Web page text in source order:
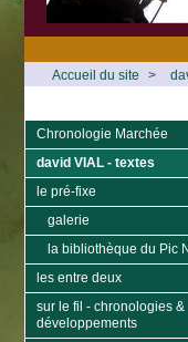
Accueil du site >
Chronologie Marchée
david VIAL - textes
le pré-fixe
galerie
la bibliothèque du Pic
les entre deux
sur le fil - chronologies &
développements